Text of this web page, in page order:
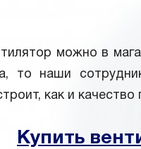
можно в
то наши
как и
Купить